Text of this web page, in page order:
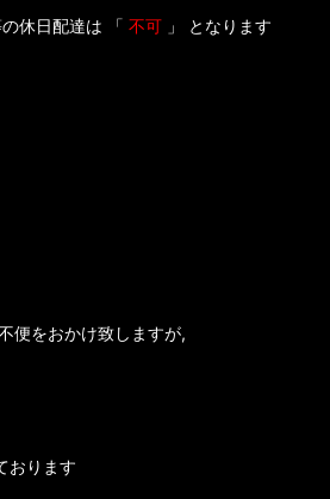
休日配達は 「 不可 」 となります
をおかけ致しますが,
おります